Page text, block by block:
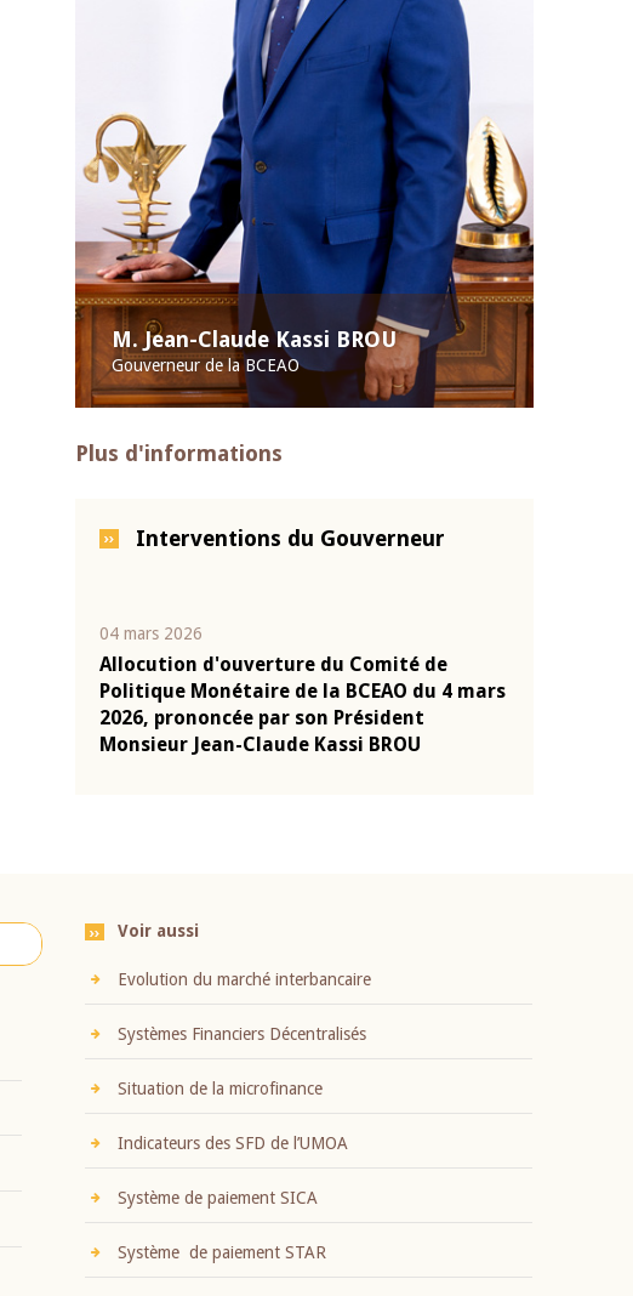
M. Jean-Claude Kassi BROU
Gouverneur de la BCEAO
Plus d'informations
Interventions du Gouverneur
04 mars 2026
Allocution d'ouverture du Comité de
Politique Monétaire de la BCEAO du 4 mars
2026, prononcée par son Président
Monsieur Jean-Claude Kassi BROU
Voir aussi
Evolution du marché interbancaire
Systèmes Financiers Décentralisés
Situation de la microfinance
Indicateurs des SFD de l’UMOA
Système de paiement SICA
Système de paiement STAR